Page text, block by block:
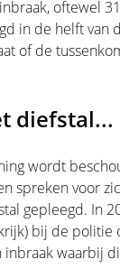
oftewel
in de helft van
of de
wordt
spreken voor
gepleegd. In
bij de
inbraak waarbij